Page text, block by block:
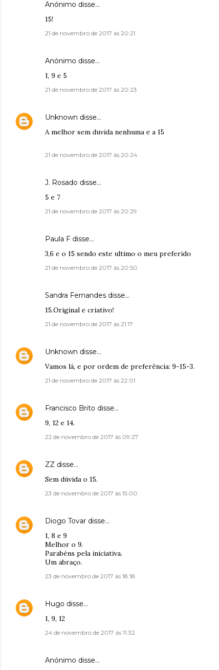
Anónimo disse…
15!
21 de novembro de 2017 às 20:21
Anónimo disse…
1, 9 e 5
21 de novembro de 2017 às 20:23
Unknown disse…
A melhor sem duvida nenhuma e a 15
21 de novembro de 2017 às 20:24
J. Rosado disse…
5 e 7
21 de novembro de 2017 às 20:29
Paula F disse…
3,6 e o 15 sendo este ultimo o meu preferido
21 de novembro de 2017 às 20:50
Sandra Fernandes disse…
15.Original e criativo!
21 de novembro de 2017 às 21:17
Unknown disse…
Vamos lá, e por ordem de preferência: 9-15-3.
21 de novembro de 2017 às 22:01
Francisco Brito disse…
9, 12 e 14.
22 de novembro de 2017 às 09:27
ZZ disse…
Sem dúvida o 15.
23 de novembro de 2017 às 15:00
Diogo Tovar disse…
1, 8 e 9
Melhor o 9.
Parabéns pela iniciativa.
Um abraço.
23 de novembro de 2017 às 18:18
Hugo disse…
1, 9, 12
24 de novembro de 2017 às 11:32
Anónimo disse…